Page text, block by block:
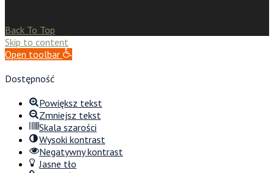
Back To Top
Skip to content
Open toolbar
Dostępność
Powiększ tekst
Zmniejsz tekst
Skala szarości
Wysoki kontrast
Negatywny kontrast
Jasne tło